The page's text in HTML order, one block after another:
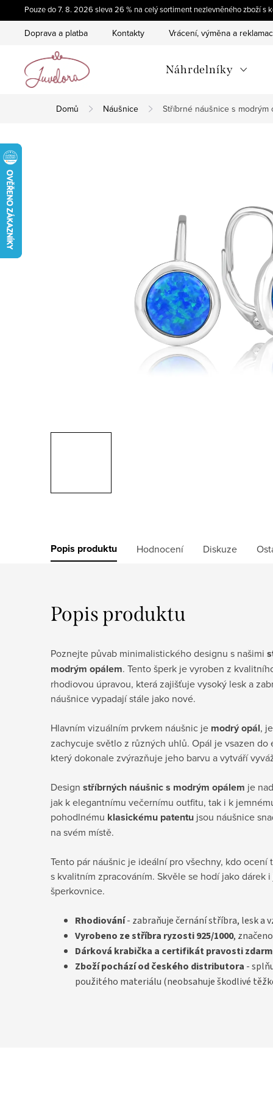
na
Pouze do 7. 8. 2026 sleva 26 % na celý sortiment nezlevněného zboží s
Doprava a platba Kontakty Vrácení, výměna a
Náhrdelníky
Domů Náušnice Stříbrné náušnice s modrým
Popis produktu Hodnocení Diskuze
Popis produktu
Poznejte půvab minimalistického designu s našimi
modrým opálem. Tento šperk je vyroben z
rhodiovou úpravou, která zajišťuje vysoký lesk a
náušnice vypadají stále jako nové.
Hlavním vizuálním prvkem náušnic je modrý opál,
zachycuje světlo z různých uhlů. Opál je vsazen
který dokonale zvýrazňuje jeho barvu a vytváří
Design stříbrných náušnic s modrým opálem je
jak k elegantnímu večernímu outfitu, tak i k
pohodlnému klasickému patentu jsou náušnice
na svém místě.
Tento pár náušnic je ideální pro všechny, kdo
s kvalitním zpracováním. Skvěle se hodí jako dárek
šperkovnice.
Rhodiování- zabraňuje černání stříbra, lesk a
Vyrobeno ze stříbra ryzosti 925/1000,
Dárková krabička a certifikát pravosti
Zboží pochází od českého distributora -
použitého materiálu (neobsahuje škodlivé